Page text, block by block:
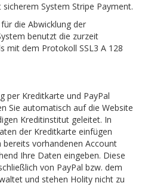
System Stripe Payment.
die Abwicklung der
benutzt die zurzeit
mit dem Protokoll SSL3 A 128
per Kreditkarte und PayPal
Sie automatisch auf die Website
Kreditinstitut geleitet. In
der Kreditkarte einfügen
vorhandenen Account
Ihre Daten eingeben. Diese
von PayPal bzw. dem
und stehen Holity nicht zu